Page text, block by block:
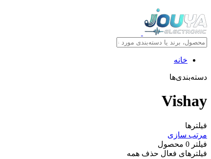
خانه
دسته‌بندی‌ها
Vishay
فیلترها
مرتب سازی
فیلتر 0 محصول
فیلترهای فعال حذف همه